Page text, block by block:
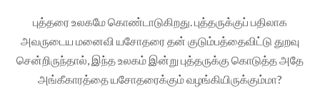
புத்தரை உலகமே கொண்டாடுகிறது. புத்தருக்குப் பதிலாக
அவருடைய மனைவி யசோதரை தன் குடும்பத்தைவிட்டு துறவு
சென்றிருந்தால், இந்த உலகம் இன்று புத்தருக்கு கொடுத்த அதே
அங்கீகாரத்தை யசோதரைக்கும் வழங்கியிருக்கும்மா?